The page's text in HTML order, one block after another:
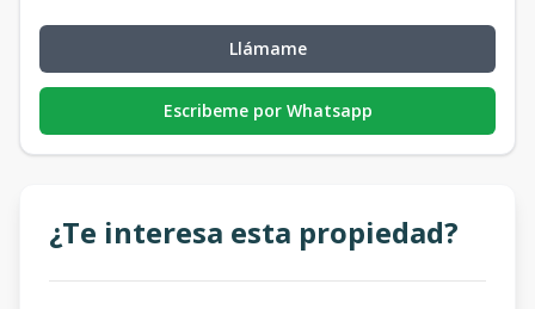
Llámame
Escribeme por Whatsapp
¿Te interesa esta propiedad?